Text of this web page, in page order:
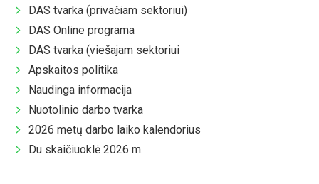
DAS tvarka (privačiam sektoriui)
DAS Online programa
DAS tvarka (viešajam sektoriui
Apskaitos politika
Naudinga informacija
Nuotolinio darbo tvarka
2026 metų darbo laiko kalendorius
Du skaičiuoklė 2026 m.